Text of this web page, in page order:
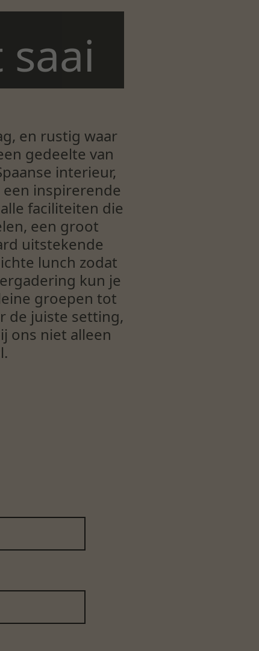
en rustig waar
gedeelte van
interieur,
inspirerende
faciliteiten die
een groot
uitstekende
lunch zodat
kun je
groepen tot
de juiste setting,
ons niet alleen